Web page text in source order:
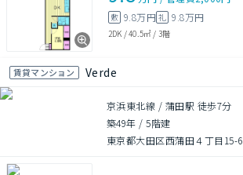
敷 9.8万円礼 9.8万円
2DK /40.5㎡ / 3階
賃貸マンション Verde
京浜東北線 / 蒲田駅 徒歩7分
築49年 /5階建
東京都大田区西蒲田４丁目15-6